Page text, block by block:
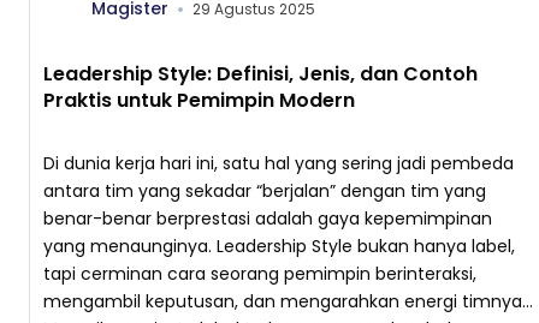
Magister 29 Agustus 2025
Leadership Style: Definisi, Jenis, dan Contoh
Praktis untuk Pemimpin Modern
Di dunia kerja hari ini, satu hal yang sering jadi pembeda
antara tim yang sekadar “berjalan” dengan tim yang
benar-benar berprestasi adalah gaya kepemimpinan
yang menaunginya. Leadership Style bukan hanya label,
tapi cerminan cara seorang pemimpin berinteraksi,
mengambil keputusan, dan mengarahkan energi timnya.